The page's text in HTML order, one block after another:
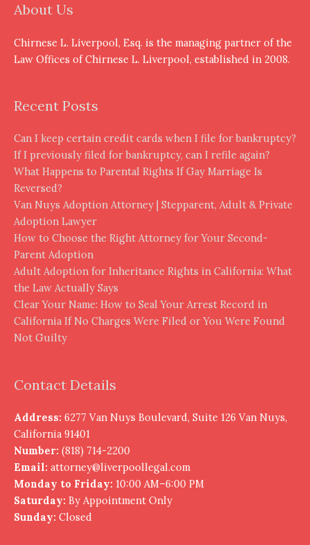
About Us
Chirnese L. Liverpool, Esq. is the managing partner of the
Law Offices of Chirnese L. Liverpool, established in 2008.
Recent Posts
Can I keep certain credit cards when I file for bankruptcy?
If I previously filed for bankruptcy, can I refile again?
What Happens to Parental Rights If Gay Marriage Is
Reversed?
Van Nuys Adoption Attorney | Stepparent, Adult & Private
Adoption Lawyer
How to Choose the Right Attorney for Your Second-
Parent Adoption
Adult Adoption for Inheritance Rights in California: What
the Law Actually Says
Clear Your Name: How to Seal Your Arrest Record in
California If No Charges Were Filed or You Were Found
Not Guilty
Contact Details
Address: 6277 Van Nuys Boulevard, Suite 126 Van Nuys,
California 91401
Number: (818) 714-2200
Email: attorney@liverpoollegal.com
Monday to Friday: 10:00 AM–6:00 PM
Saturday: By Appointment Only
Sunday: Closed